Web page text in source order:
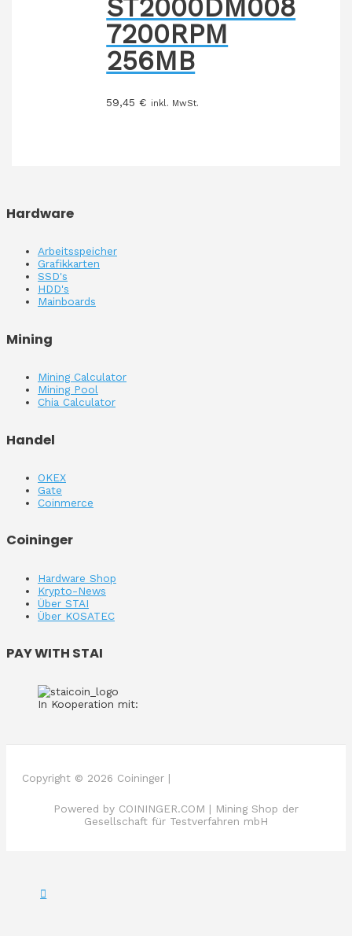
ST2000DM008
7200RPM
256MB
59,45€ inkl. MwSt.
Hardware
Arbeitsspeicher
Grafikkarten
SSD's
HDD's
Mainboards
Mining
Mining Calculator
Mining Pool
Chia Calculator
Handel
OKEX
Gate
Coinmerce
Coininger
Hardware Shop
Krypto-News
Über STAI
Über KOSATEC
PAY WITH STAI
In Kooperation mit:
Copyright © 2026 Coininger |
Powered by COININGER.COM | Mining Shop der
Gesellschaft für Testverfahren mbH